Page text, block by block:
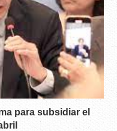
para subsidiar el